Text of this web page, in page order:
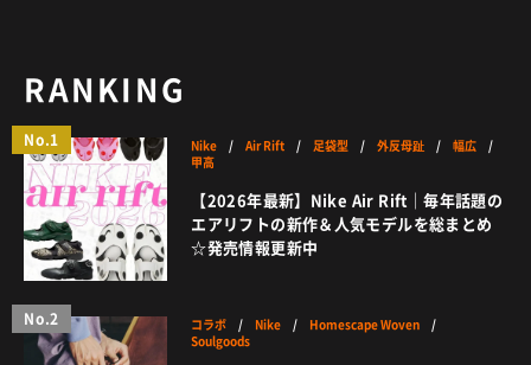
RANKING
No.1 Nike /Air Rift / 足袋型 /外反母趾 /幅広 /
甲高
【2026年最新】Nike Air Rift｜毎年話題の
エアリフトの新作＆人気モデルを総まとめ
☆発売情報更新中
No.2 コラボ / Nike / Homescape Woven /
Soulgoods